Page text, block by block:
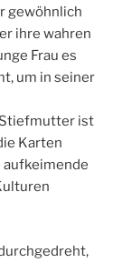
gewöhnlich
ihre wahren
Frau es
um in seiner
ist
Karten
aufkeimende